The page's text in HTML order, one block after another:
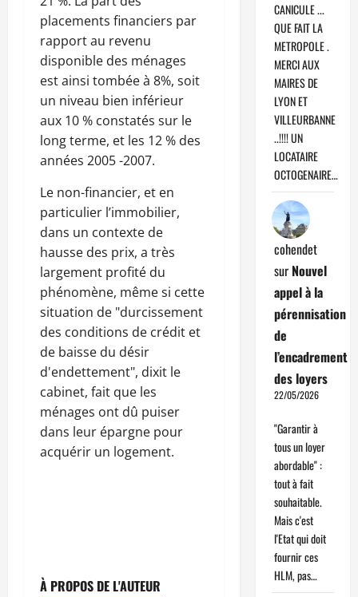
placements financiers par
rapport au revenu
disponible des ménages
est ainsi tombée à 8%, soit
un niveau bien inférieur
aux 10 % constatés sur le
long terme, et les 12 % des
années 2005 -2007.
Le non-financier, et en
particulier l’immobilier,
dans un contexte de
hausse des prix, a très
largement profité du
phénomène, même si cette
situation de "durcissement
des conditions de crédit et
de baisse du désir
d'endettement", dixit le
cabinet, fait que les
ménages ont dû puiser
dans leur épargne pour
acquérir un logement.
À PROPOS DE L'AUTEUR
CANICULE ...
QUE FAIT LA
METROPOLE .
MERCI AUX
MAIRES DE
LYON ET
VILLEURBANNE
..!!!! UN
LOCATAIRE
OCTOGENAIRE…
cohendet
sur Nouvel
appel à la
pérennisation
de
l’encadrement
des loyers
22/05/2026
"Garantir à
tous un loyer
abordable" :
tout à fait
souhaitable.
Mais c'est
l'Etat qui doit
fournir ces
HLM, pas…